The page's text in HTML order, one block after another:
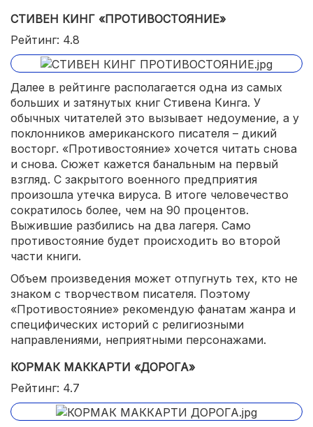
СТИВЕН КИНГ «ПРОТИВОСТОЯНИЕ»
Рейтинг: 4.8
Далее в рейтинге располагается одна из самых
больших и затянутых книг Стивена Кинга. У
обычных читателей это вызывает недоумение, а у
поклонников американского писателя – дикий
восторг. «Противостояние» хочется читать снова
и снова. Сюжет кажется банальным на первый
взгляд. С закрытого военного предприятия
произошла утечка вируса. В итоге человечество
сократилось более, чем на 90 процентов.
Выжившие разбились на два лагеря. Само
противостояние будет происходить во второй
части книги.
Объем произведения может отпугнуть тех, кто не
знаком с творчеством писателя. Поэтому
«Противостояние» рекомендую фанатам жанра и
специфических историй с религиозными
направлениями, неприятными персонажами.
КОРМАК МАККАРТИ «ДОРОГА»
Рейтинг: 4.7